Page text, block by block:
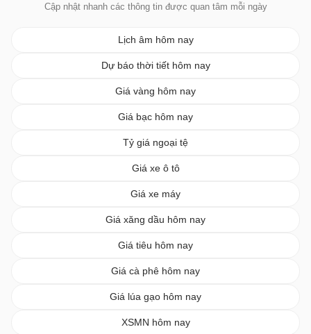
Cập nhật nhanh các thông tin được quan tâm mỗi ngày
Lịch âm hôm nay
Dự báo thời tiết hôm nay
Giá vàng hôm nay
Giá bạc hôm nay
Tỷ giá ngoại tệ
Giá xe ô tô
Giá xe máy
Giá xăng dầu hôm nay
Giá tiêu hôm nay
Giá cà phê hôm nay
Giá lúa gạo hôm nay
XSMN hôm nay